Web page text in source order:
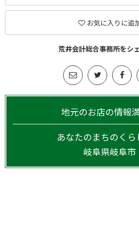
お気に入りに追
荒井会計総合事務所をシ
地元のお店の情報
あなたのまちのく
岐阜県岐阜市